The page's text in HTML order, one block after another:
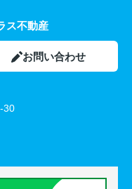
ス不動産
お問い合わせ
30